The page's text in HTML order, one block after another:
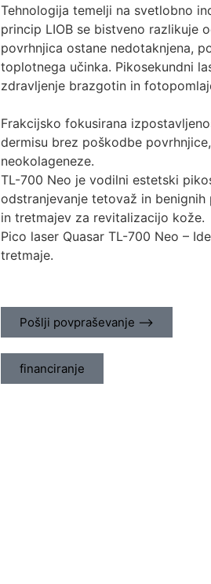
Tehnologija temelji na svetlobno
princip LIOB se bistveno razlikuje
povrhnjica ostane nedotaknjena,
toplotnega učinka. Pikosekundni
zdravljenje brazgotin in
Frakcijsko fokusirana
dermisu brez poškodbe
neokolageneze.
TL-700 Neo je vodilni estetski
odstranjevanje tetovaž in
in tretmajev za revitalizacijo kože.
Pico laser Quasar TL-700 Neo –
tretmaje.
Pošlji povpraševanje ⟶
financiranje